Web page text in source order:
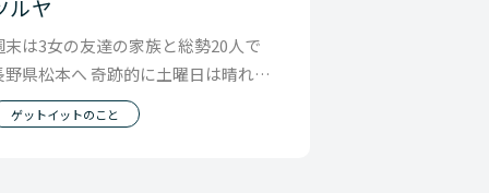
ルヤ
末は3女の友達の家族と総勢20人で
野県松本へ 奇跡的に土曜日は晴れ
、アルプス公園は楽しいし 空気もき
いで、たまに
ゲットイットのこと